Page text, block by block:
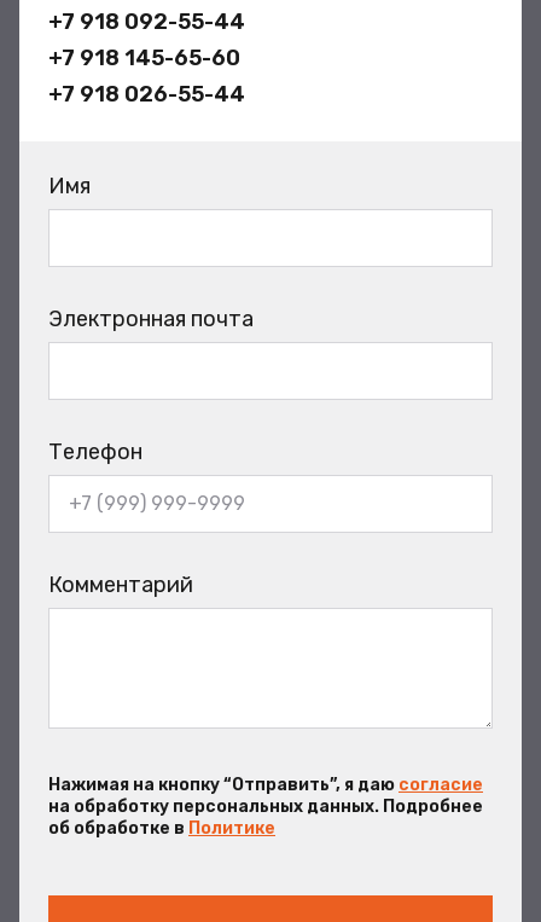
+7 918 092-55-44
+7 918 145-65-60
+7 918 026-55-44
Имя
Электронная почта
Телефон
Комментарий
Нажимая на кнопку “Отправить”, я даю согласие
на обработку персональных данных. Подробнее
об обработке в Политике